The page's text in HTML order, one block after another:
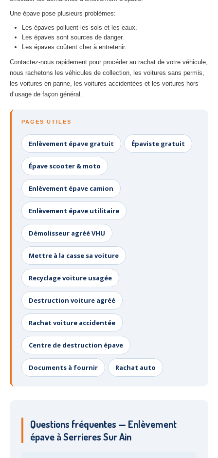
Une épave pose plusieurs problèmes:
Les épaves polluent les sols et les eaux.
Les épaves sont sources de danger.
Les épaves coûtent cher à entretenir.
Contactez-nous rapidement pour procéder au rachat de votre véhicule,
nous rachetons les véhicules de collection, les voitures sans permis,
les voitures en panne, les voitures accidentées et les voitures hors
d’usage de façon général.
PAGES UTILES
Enlèvement épave gratuit Épaviste gratuit
Épave scooter & moto
Enlèvement épave camion
Enlèvement épave utilitaire
Démolisseur agréé VHU
Mettre à la casse sa voiture
Recyclage voiture usagée
Destruction voiture agréé
Rachat voiture accidentée
Centre de destruction épave
Documents à fournir Rachat auto
Questions fréquentes — Enlèvement
épave à Serrieres Sur Ain